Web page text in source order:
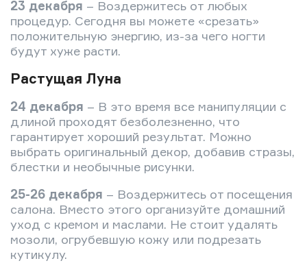
23 декабря – Воздержитесь от любых
процедур. Сегодня вы можете «срезать»
положительную энергию, из-за чего ногти
будут хуже расти.
Растущая Луна
24 декабря – В это время все манипуляции с
длиной проходят безболезненно, что
гарантирует хороший результат. Можно
выбрать оригинальный декор, добавив стразы,
блестки и необычные рисунки.
25-26 декабря – Воздержитесь от посещения
салона. Вместо этого организуйте домашний
уход с кремом и маслами. Не стоит удалять
мозоли, огрубевшую кожу или подрезать
кутикулу.